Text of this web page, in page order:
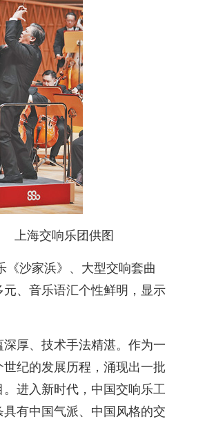
上海交响乐团供图
《沙家浜》、大型交响套曲
元、音乐语汇个性鲜明，显示
厚、技术手法精湛。作为一
纪的发展历程，涌现出一批
进入新时代，中国交响乐工
有中国气派、中国风格的交